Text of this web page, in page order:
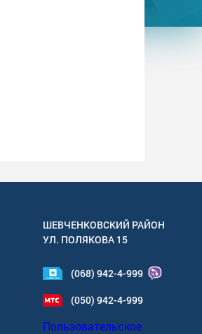
ШЕВЧЕНКОВСКИЙ РАЙОН
УЛ. ПОЛЯКОВА 15
(068) 942-4-999
(050) 942-4-999
Пользовательское